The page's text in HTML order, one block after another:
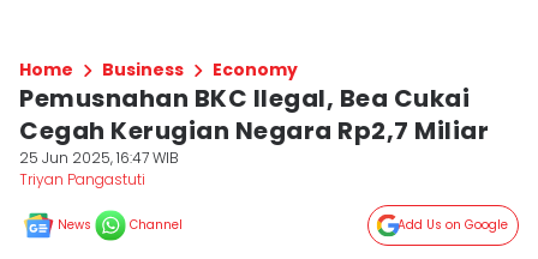
Home Business Economy
Pemusnahan BKC Ilegal, Bea Cukai
Cegah Kerugian Negara Rp2,7 Miliar
25 Jun 2025, 16:47 WIB
Triyan Pangastuti
News Channel Add Us on Google